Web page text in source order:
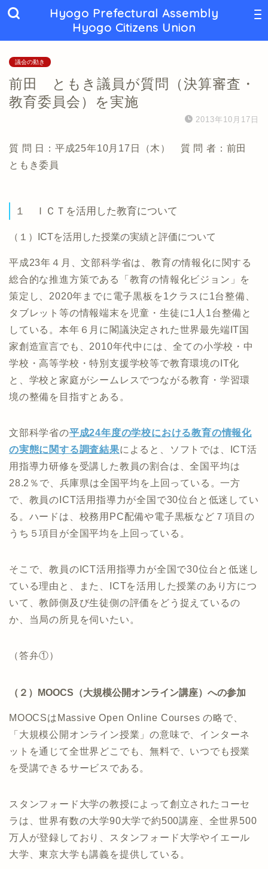
Hyogo Prefectural Assembly
Hyogo Citizens Union
議会の動き
前田 ともき議員が質問（決算審査・
教育委員会）を実施
2013年10月17日
質 問 日：平成25年10月17日（木） 質 問 者：前田
ともき委員
１ ＩＣＴを活用した教育について
（１）ICTを活用した授業の実績と評価について
平成23年４月、文部科学省は、教育の情報化に関する
総合的な推進方策である「教育の情報化ビジョン」を
策定し、2020年までに電子黒板を1クラスに1台整備、
タブレット等の情報端末を児童・生徒に1人1台整備と
している。本年６月に閣議決定された世界最先端IT国
家創造宣言でも、2010年代中には、全ての小学校・中
学校・高等学校・特別支援学校等で教育環境のIT化
と、学校と家庭がシームレスでつながる教育・学習環
境の整備を目指すとある。
文部科学省の平成24年度の学校における教育の情報化
の実態に関する調査結果によると、ソフトでは、ICT活
用指導力研修を受講した教員の割合は、全国平均は
28.2％で、兵庫県は全国平均を上回っている。一方
で、教員のICT活用指導力が全国で30位台と低迷してい
る。ハードは、校務用PC配備や電子黒板など７項目の
うち５項目が全国平均を上回っている。
そこで、教員のICT活用指導力が全国で30位台と低迷し
ている理由と、また、ICTを活用した授業のあり方につ
いて、教師側及び生徒側の評価をどう捉えているの
か、当局の所見を伺いたい。
（答弁①）
（２）MOOCS（大規模公開オンライン講座）への参加
MOOCSはMassive Open Online Courses の略で、
「大規模公開オンライン授業」の意味で、インターネ
ットを通じて全世界どこでも、無料で、いつでも授業
を受講できるサービスである。
スタンフォード大学の教授によって創立されたコーセ
ラは、世界有数の大学90大学で約500講座、全世界500
万人が登録しており、スタンフォード大学やイエール
大学、東京大学も講義を提供している。